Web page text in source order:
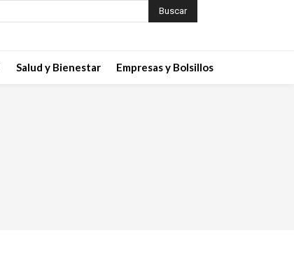
Buscar
Salud y Bienestar Empresas y Bolsillos